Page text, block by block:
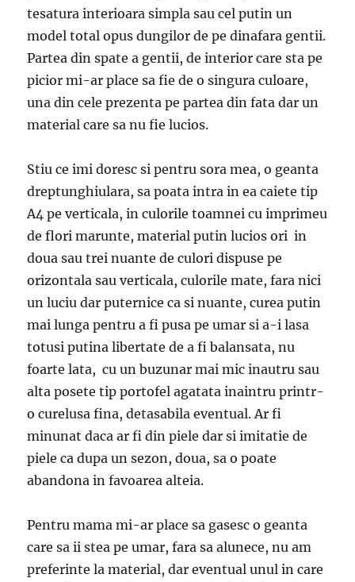
tesatura interioara simpla sau cel putin un
model total opus dungilor de pe dinafara gentii.
Partea din spate a gentii, de interior care sta pe
picior mi-ar place sa fie de o singura culoare,
una din cele prezenta pe partea din fata dar un
material care sa nu fie lucios.
Stiu ce imi doresc si pentru sora mea, o geanta
dreptunghiulara, sa poata intra in ea caiete tip
A4 pe verticala, in culorile toamnei cu imprimeu
de flori marunte, material putin lucios ori in
doua sau trei nuante de culori dispuse pe
orizontala sau verticala, culorile mate, fara nici
un luciu dar puternice ca si nuante, curea putin
mai lunga pentru a fi pusa pe umar si a-i lasa
totusi putina libertate de a fi balansata, nu
foarte lata, cu un buzunar mai mic inautru sau
alta posete tip portofel agatata inaintru printr-
o curelusa fina, detasabila eventual. Ar fi
minunat daca ar fi din piele dar si imitatie de
piele ca dupa un sezon, doua, sa o poate
abandona in favoarea alteia.
Pentru mama mi-ar place sa gasesc o geanta
care sa ii stea pe umar, fara sa alunece, nu am
preferinte la material, dar eventual unul in care